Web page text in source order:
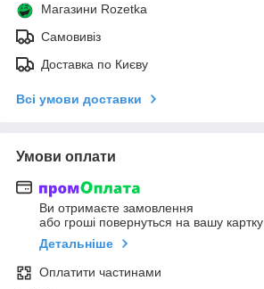
Магазини Rozetka
Самовивіз
Доставка по Києву
Всі умови доставки
Умови оплати
Ви отримаєте замовлення
або гроші повернуться на вашу картку
Детальніше
Оплатити частинами